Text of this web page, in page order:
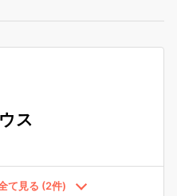
ス
て見る (2件)